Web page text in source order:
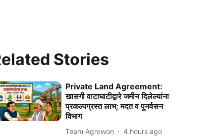
Stories
Private Land Agreement:
खासगी वाटाघाटीद्वारे जमीन दिलेल्यांना
प्रकल्पग्रस्त लाभ; मदत व पुनर्वसन
विभाग
Team Agrowon 4 hours ago